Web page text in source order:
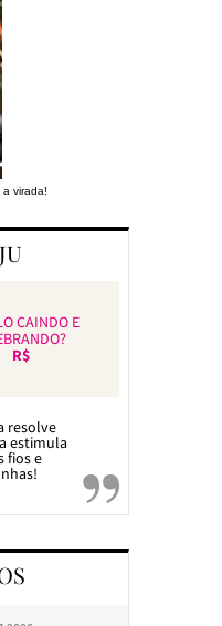
virada!
CAINDO E
R$
resolve
estimula
fios e